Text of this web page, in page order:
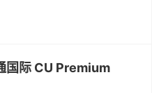
际 CU Premium